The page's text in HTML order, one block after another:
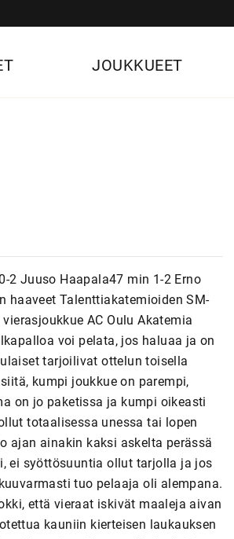
JOUKKUEET
2 Juuso Haapala47 min 1-2 Erno
haaveet Talenttiakatemioiden SM-
AC Oulu Akatemia
voi pelata, jos haluaa ja on
tarjoilivat ottelun toisella
kumpi joukkue on parempi,
on jo paketissa ja kumpi oikeasti
totaalisessa unessa tai lopen
ajan ainakin kaksi askelta perässä
ei syöttösuuntia ollut tarjolla ja jos
tuo pelaaja oli alempana.
että vieraat iskivät maaleja aivan
kauniin kierteisen laukauksen